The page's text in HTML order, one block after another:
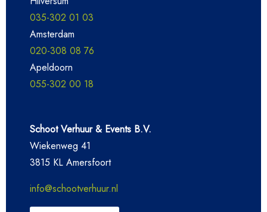
035-302 01 03
Amsterdam
020-308 08 76
Apeldoorn
055-302 00 18
Schoot Verhuur & Events B.V.
Wiekenweg 41
3815 KL Amersfoort
info@schootverhuur.nl